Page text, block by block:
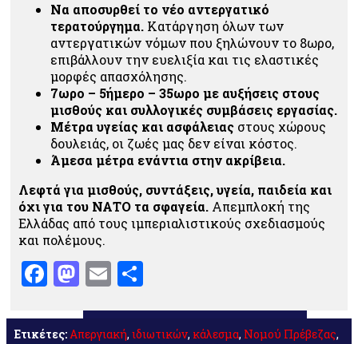
Να αποσυρθεί το νέο αντεργατικό
τερατούργημα. Κατάργηση όλων των
αντεργατικών νόμων που ξηλώνουν το 8ωρο,
επιβάλλουν την ευελιξία και τις ελαστικές
μορφές απασχόλησης.
7ωρο – 5ήμερο – 35ωρο με αυξήσεις στους
μισθούς και συλλογικές συμβάσεις εργασίας.
Μέτρα υγείας και ασφάλειας στους χώρους
δουλειάς, οι ζωές μας δεν είναι κόστος.
Άμεσα μέτρα ενάντια στην ακρίβεια.
Λεφτά για μισθούς, συντάξεις, υγεία, παιδεία και
όχι για του ΝΑΤΟ τα σφαγεία. Απεμπλοκή της
Ελλάδας από τους ιμπεριαλιστικούς σχεδιασμούς
και πολέμους.
Facebook
Mastodon
Email
Ετικέτες:Απεργιακή, ιδιωτικών, κάλεσμα, Νομού Πρέβεζας,